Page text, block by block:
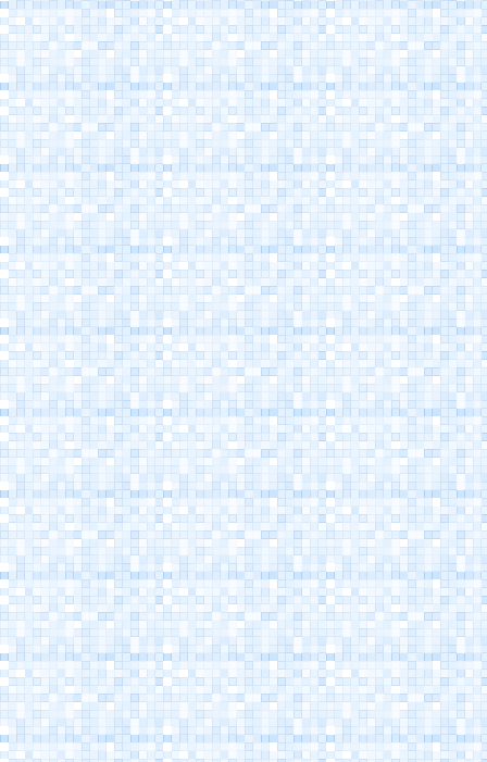
Cesenatico's Canal
Harbour
Maritime Museum
Cesenatico
Marino Moretti's
House - Cesenatico
EuroCamp Cesenatico
Spazio Pantani - Marco
Pantani's Museum
Cesenatico